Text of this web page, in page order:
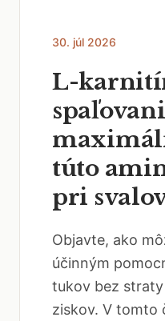
30. júl 2026
L-
túto
pri
Objavte, ako
účinným
tukov bez
ziskov. V tomto